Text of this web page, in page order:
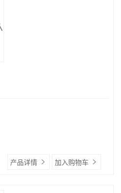
产品详情 加入购物车